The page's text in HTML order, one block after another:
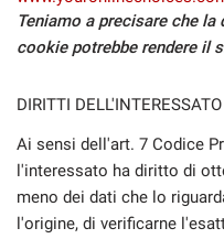
Teniamo a precisare che
cookie potrebbe rendere il
DIRITTI DELL'INTERESSATO
Ai sensi dell'art. 7 Codice
l'interessato ha diritto di
meno dei dati che lo
l'origine, di verificarne